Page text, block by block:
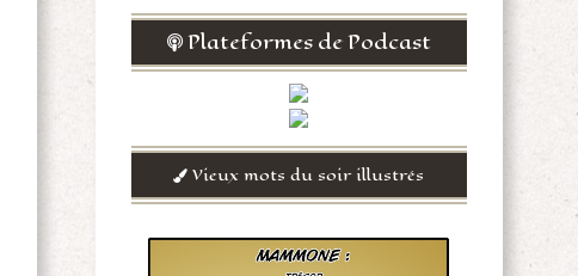
Plateformes de Podcast
Vieux mots du soir illustrés